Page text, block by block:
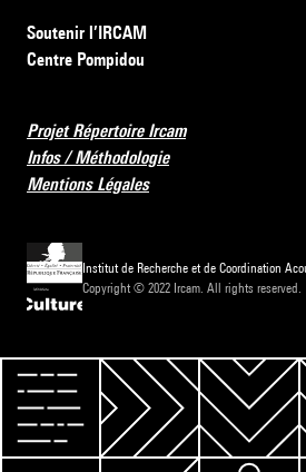
Soutenir l’IRCAM
Centre Pompidou
Projet Répertoire Ircam
Infos / Méthodologie
Mentions Légales
Institut de Recherche et de Coordination
Copyright © 2022 Ircam. All rights reserved.